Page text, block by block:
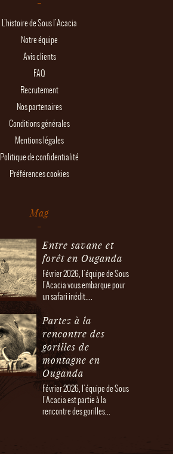
L'histoire de Sous l'Acacia
Notre équipe
Avis clients
FAQ
Recrutement
Nos partenaires
Conditions générales
Mentions légales
Politique de confidentialité
Préférences cookies
Mag
Entre savane et
forêt en Ouganda
Février 2026, l'équipe de Sous
l'Acacia vous embarque pour
un safari inédit....
Partez à la
rencontre des
gorilles de
montagne en
Ouganda
Février 2026, l'équipe de Sous
l'Acacia est partie à la
rencontre des gorilles...